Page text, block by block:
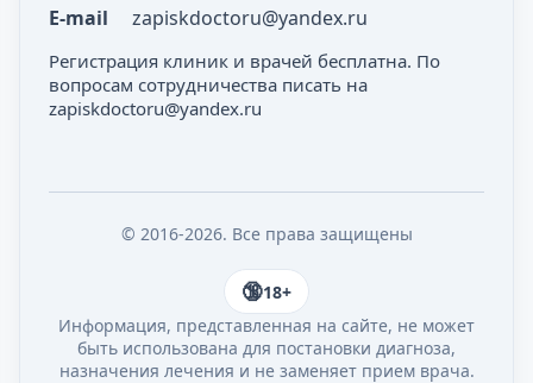
E-mail zapiskdoctoru@yandex.ru
Регистрация клиник и врачей бесплатна. По
вопросам сотрудничества писать на
zapiskdoctoru@yandex.ru
© 2016-2026. Все права защищены
18+
Информация, представленная на сайте, не может
быть использована для постановки диагноза,
назначения лечения и не заменяет прием врача.